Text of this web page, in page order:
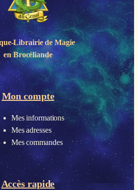
Librairie deMagie
en Brocéliande
Mon compte
Mes informations
Mes adresses
Mes commandes
Accès rapide